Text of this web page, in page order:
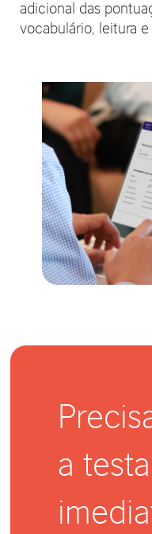
adicional das
vocabulário, leitura
a